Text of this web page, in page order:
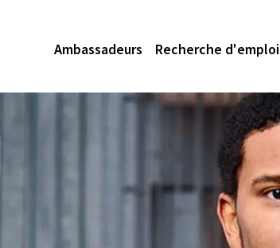
Ambassadeurs Recherche d'emploi